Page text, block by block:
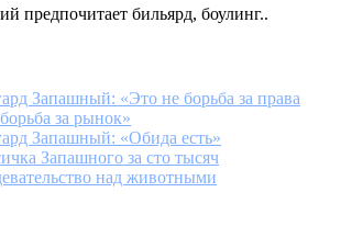
предпочитает бильярд, боулинг..
Запашный: «Это не борьба за права
за рынок»
Запашный: «Обида есть»
Запашного за сто тысяч
над животными